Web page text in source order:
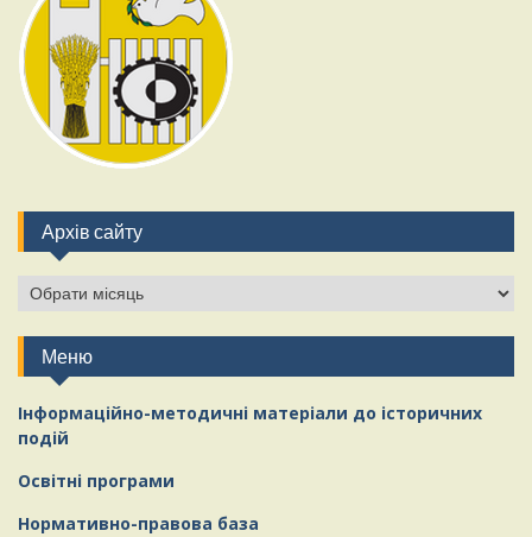
Архів сайту
Меню
Інформаційно-методичні матеріали до історичних
подій
Освітні програми
Нормативно-правова база